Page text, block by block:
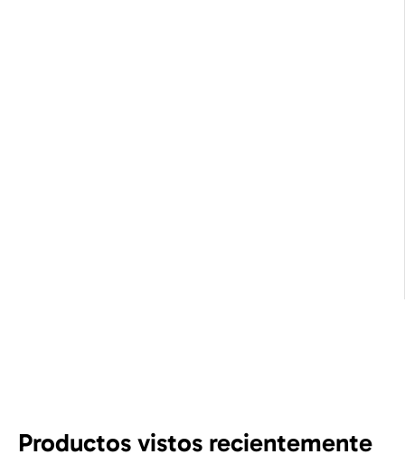
Productos vistos recientemente